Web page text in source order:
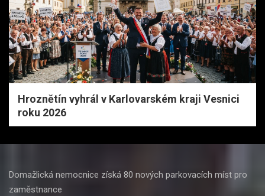
Hroznětín vyhrál v Karlovarském kraji Vesnici
roku 2026
Domažlická nemocnice získá 80 nových parkovacích míst pro
zaměstnance